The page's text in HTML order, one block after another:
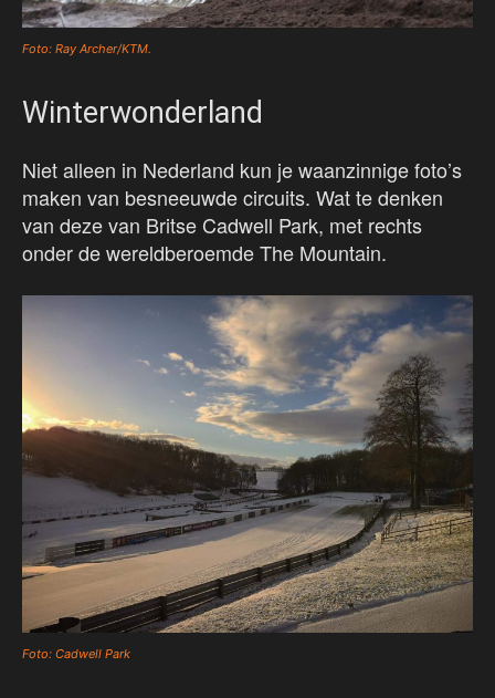
Foto: Ray Archer/KTM.
Winterwonderland
Niet alleen in Nederland kun je waanzinnige foto’s
maken van besneeuwde circuits. Wat te denken
van deze van Britse Cadwell Park, met rechts
onder de wereldberoemde The Mountain.
Foto: Cadwell Park